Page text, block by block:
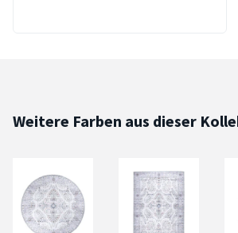
Weitere Farben aus dieser